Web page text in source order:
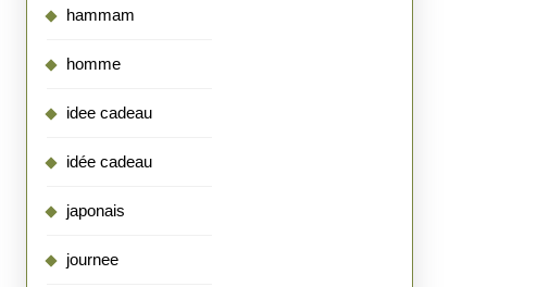
hammam
homme
idee cadeau
idée cadeau
japonais
journee